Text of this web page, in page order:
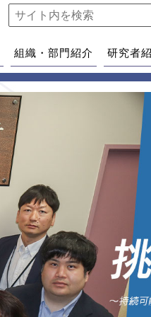
組織・部門紹介 研究者